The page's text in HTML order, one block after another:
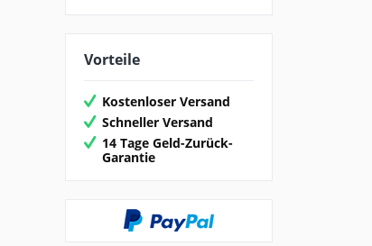
Vorteile
Kostenloser Versand
Schneller Versand
14 Tage Geld-Zurück-
Garantie